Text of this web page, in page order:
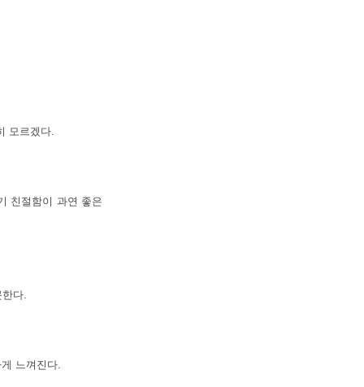
모르겠다.
친절함이 과연 좋은
다.
느껴진다.